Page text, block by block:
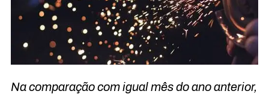
Na comparação com igual mês do ano anterior,